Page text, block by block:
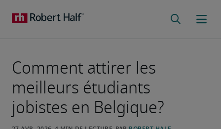
Comment attirer les
meilleurs étudiants
jobistes en Belgique?